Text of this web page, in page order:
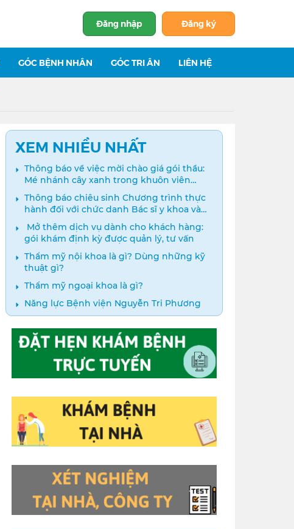
Đăng nhập Đăng ký
GÓC BỆNH NHÂN GÓC TRI ÂN LIÊN HỆ
XEM NHIỀU NHẤT
Thông báo về việc mời chào giá gói thầu:
Mé nhánh cây xanh trong khuôn viên
bệnh viện
Thông báo chiêu sinh Chương trình thực
hành đối với chức danh Bác sĩ y khoa và
Điều dưỡng năm 2024
️ Mở thêm dịch vụ dành cho khách hàng:
gói khám định kỳ được quản lý, tư vấn
Thẩm mỹ nội khoa là gì? Dùng những kỹ
thuật gì?
Thẩm mỹ ngoại khoa là gì?
Năng lực Bệnh viện Nguyễn Tri Phương